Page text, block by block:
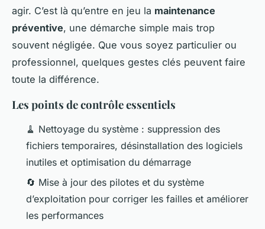
agir. C’est là qu’entre en jeu la maintenance
préventive, une démarche simple mais trop
souvent négligée. Que vous soyez particulier ou
professionnel, quelques gestes clés peuvent faire
toute la différence.
Les points de contrôle essentiels
🧹 Nettoyage du système : suppression des
fichiers temporaires, désinstallation des logiciels
inutiles et optimisation du démarrage
🔄 Mise à jour des pilotes et du système
d’exploitation pour corriger les failles et améliorer
les performances